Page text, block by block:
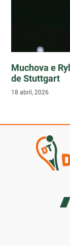
Muchova e
de Stuttgart
18 abril, 2026